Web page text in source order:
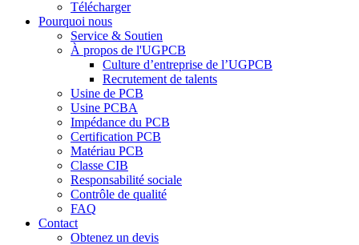
Télécharger
Pourquoi nous
Service & Soutien
À propos de l'UGPCB
Culture d’entreprise de l’UGPCB
Recrutement de talents
Usine de PCB
Usine PCBA
Impédance du PCB
Certification PCB
Matériau PCB
Classe CIB
Responsabilité sociale
Contrôle de qualité
FAQ
Contact
Obtenez un devis